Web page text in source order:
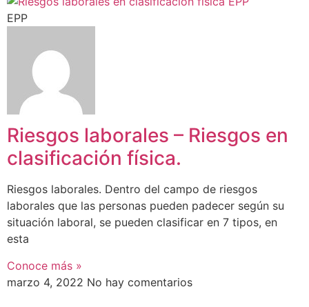
EPP
Riesgos laborales – Riesgos en
clasificación física.
Riesgos laborales. Dentro del campo de riesgos
laborales que las personas pueden padecer según su
situación laboral, se pueden clasificar en 7 tipos, en
esta
Conoce más »
marzo 4, 2022 No hay comentarios